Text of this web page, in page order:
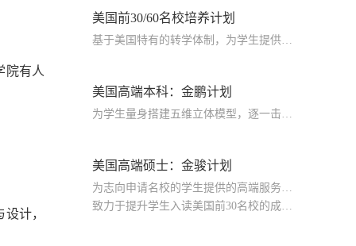
院有人
计，
美国前30/60名校培养计划
基于美国特有的转学体制，为学生提供包括学术、领导力、职业等在内的长时段服务，让学生既获得名校录取，又有读完名校的实力
美国高端本科：金鹏计划
为学生量身搭建五维立体模型，逐一击破痛点，致力于提高美国TOP30本科录取成功率
美国高端硕士：金骏计划
为志向申请名校的学生提供的高端服务产品
致力于提升学生入读美国前30名校的成功率